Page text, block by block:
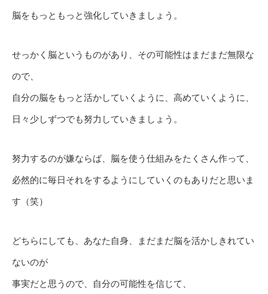
脳をもっともっと強化していきましょう。
せっかく脳というものがあり、その可能性はまだまだ無限な
ので、
自分の脳をもっと活かしていくように、高めていくように、
日々少しずつでも努力していきましょう。
努力するのが嫌ならば、脳を使う仕組みをたくさん作って、
必然的に毎日それをするようにしていくのもありだと思いま
す（笑）
どちらにしても、あなた自身、まだまだ脳を活かしきれてい
ないのが
事実だと思うので、自分の可能性を信じて、